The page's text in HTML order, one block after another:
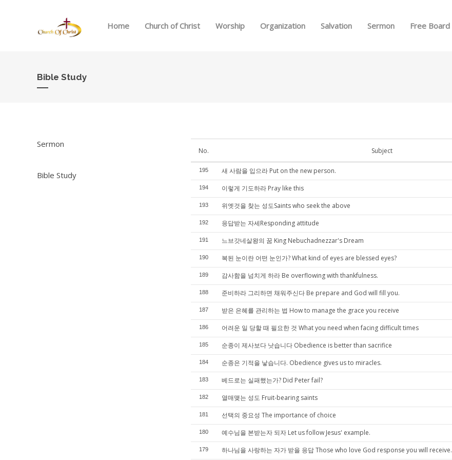
Home Church of Christ Worship Organization Salvation Sermon Free Board
Bible Study
Sermon
Bible Study
No. Subject
195 새 사람을 입으라 Put on the new person.
194 이렇게 기도하라 Pray like this
193 위엣것을 찾는 성도Saints who seek the above
192 응답받는 자세Responding attitude
191 느브갓네살왕의 꿈 King Nebuchadnezzar's Dream
190 복된 눈이란 어떤 눈인가? What kind of eyes are blessed eyes?
189 감사함을 넘치게 하라 Be overflowing with thankfulness.
188 준비하라 그리하면 채워주신다 Be prepare and God will fill you.
187 받은 은혜를 관리하는 법 How to manage the grace you receive
186 어려운 일 당할 때 필요한 것 What you need when facing difficult times
185 순종이 제사보다 낫습니다 Obedience is better than sacrifice
184 순종은 기적을 낳습니다. Obedience gives us to miracles.
183 베드로는 실패했는가? Did Peter fail?
182 열매맺는 성도 Fruit-bearing saints
181 선택의 중요성 The importance of choice
180 예수님을 본받는자 되자 Let us follow Jesus' example.
179 하나님을 사랑하는 자가 받을 응답 Those who love God response you will receive.